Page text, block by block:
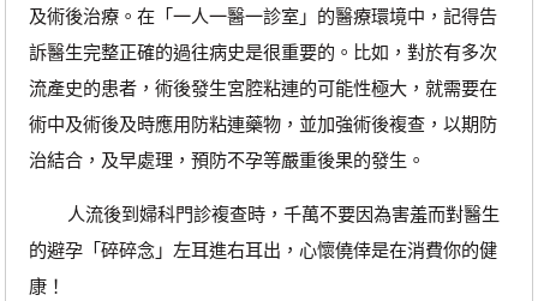
及術後治療。在「一人一醫一診室」的醫療環境中，記得告
訴醫生完整正確的過往病史是很重要的。比如，對於有多次
流產史的患者，術後發生宮腔粘連的可能性極大，就需要在
術中及術後及時應用防粘連藥物，並加強術後複查，以期防
治結合，及早處理，預防不孕等嚴重後果的發生。
人流後到婦科門診複查時，千萬不要因為害羞而對醫生
的避孕「碎碎念」左耳進右耳出，心懷僥倖是在消費你的健
康！